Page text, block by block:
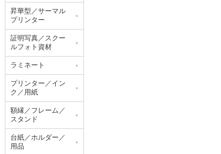
昇華型／サーマル
プリンター
証明写真／スクー
ルフォト資材
ラミネート
プリンター／イン
ク／用紙
額縁／フレーム／
スタンド
台紙／ホルダー／
用品